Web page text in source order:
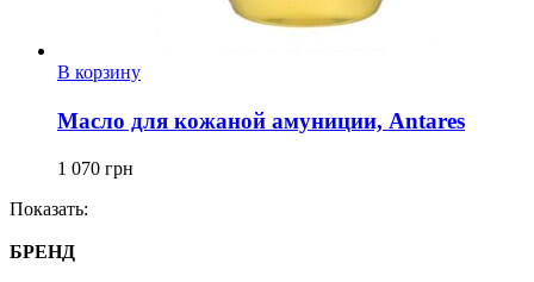
В корзину
Масло для кожаной амуниции, Antares
1 070 грн
Показать:
БРЕНД